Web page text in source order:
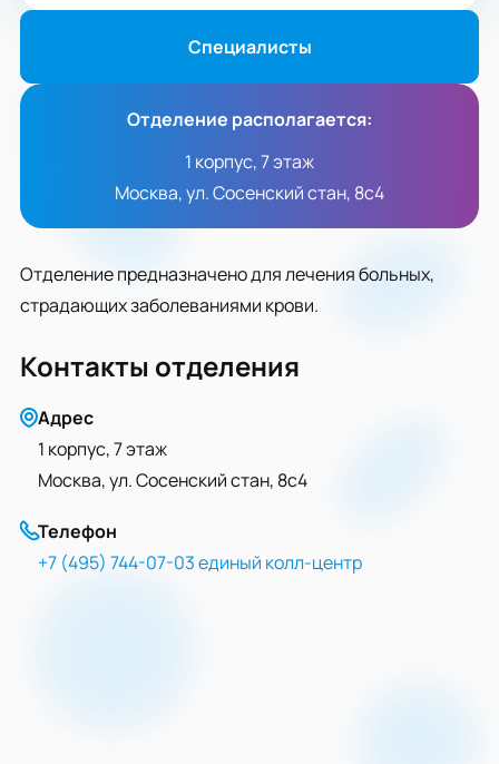
Отделение предназначено для лечения больных,
страдающих заболеваниями крови.
Контакты отделения
Адрес
1 корпус, 7 этаж
Москва, ул. Сосенский стан, 8с4
Телефон
+7 (495) 744-07-03 единый колл-центр
Специалисты
Отделение располагается:
1 корпус, 7 этаж
Москва, ул. Сосенский стан, 8с4